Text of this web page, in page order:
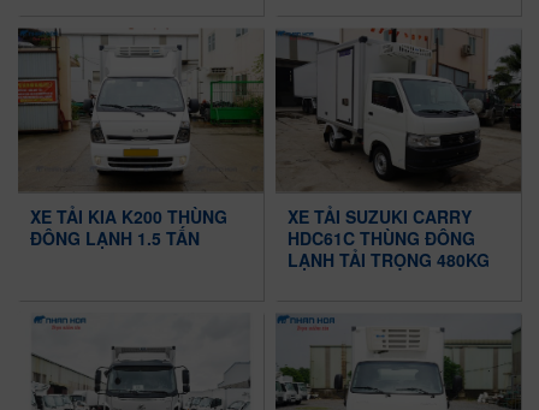
XE TẢI KIA K200 THÙNG
ĐÔNG LẠNH 1.5 TẤN
XE TẢI SUZUKI CARRY
HDC61C THÙNG ĐÔNG
LẠNH TẢI TRỌNG 480KG